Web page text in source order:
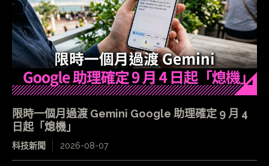
限時一個月過渡 Gemini Google 助理確定 9 月 4
日起「熄機」
科技新聞 2026-08-07